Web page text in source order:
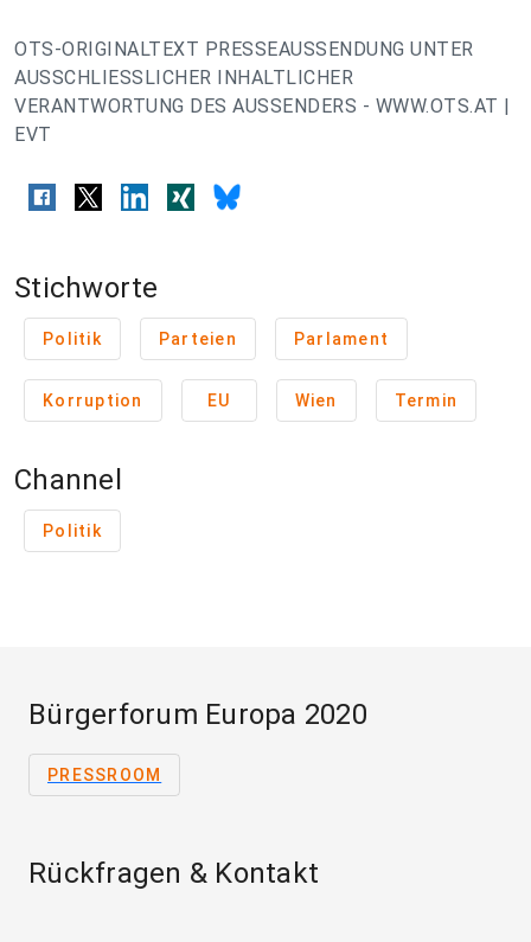
OTS-ORIGINALTEXT PRESSEAUSSENDUNG UNTER
AUSSCHLIESSLICHER INHALTLICHER
VERANTWORTUNG DES AUSSENDERS - WWW.OTS.AT |
EVT
Stichworte
Politik Parteien Parlament
Korruption EU Wien Termin
Channel
Politik
Bürgerforum Europa 2020
PRESSROOM
Rückfragen & Kontakt